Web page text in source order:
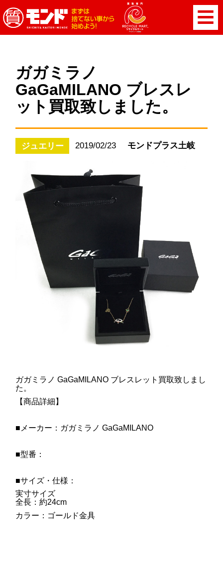
ガガミラノ
GaGaMILANO ブレスレ
ット買取致しました。
ジュエリー 2019/02/23 モンドプラス土岐
ガガミラノ GaGaMILANO ブレスレット買取致しまし
た。
【商品詳細】
■メーカー：ガガミラノ GaGaMILANO
■型番：
■サイズ・仕様：
実寸サイズ
全長：約24cm
カラー：ゴールド金具